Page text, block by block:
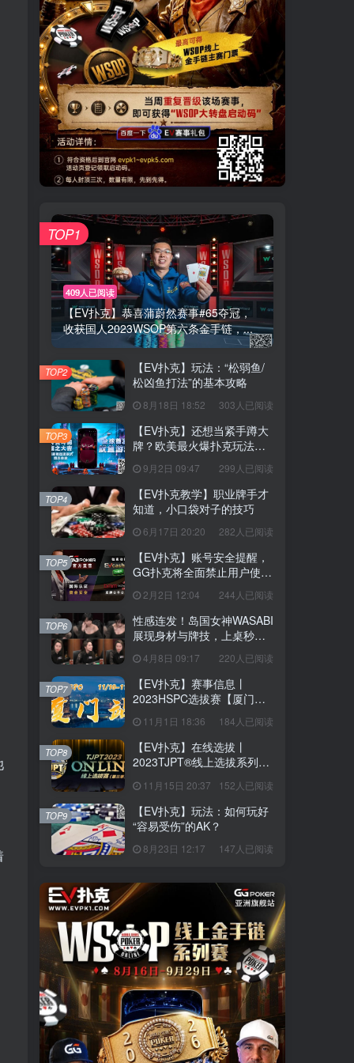
409人已阅读
【EV扑克】恭喜蒲蔚然赛事#65夺冠，
收获国人2023WSOP第六条金手链，...
TOP1
【EV扑克】玩法：“松弱鱼/
松凶鱼打法”的基本攻略
8月18日 18:52 303人已阅读
TOP2
【EV扑克】还想当紧手蹲大
牌？欧美最火爆扑克玩法
9月2日 09:47 299人已阅读
TOP3
【EV扑克教学】职业牌手才
知道，小口袋对子的技巧
6月17日 20:20 282人已阅读
TOP4
【EV扑克】账号安全提醒，
GG扑克将全面禁止用户使用
任何「模拟器」及「越狱手
机」运行游戏
2月2日 12:04 244人已阅读
TOP5
性感连发！岛国女神WASABI
展现身材与牌技，上桌秒清
4月8日 09:17 220人已阅读
TOP6
【EV扑克】赛事信息丨
2023HSPC选拔赛【厦门
站】详细赛程赛制发布（11
月10日-15日）
11月1日 18:36 184人已阅读
TOP7
【EV扑克】在线选拔丨
2023TJPT®线上选拔系列赛
正式开启！
11月15日 20:37 152人已阅读
TOP8
【EV扑克】玩法：如何玩好
“容易受伤”的AK？
8月23日 12:17 147人已阅读
TOP9